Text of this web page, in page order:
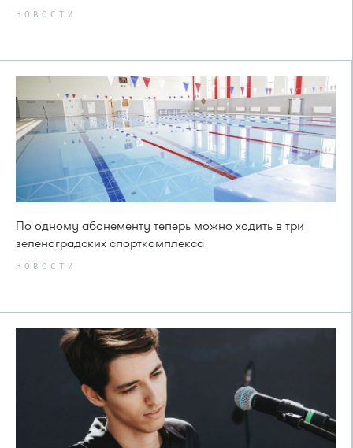
НОВОСТИ
По одному абонементу теперь можно ходить в три
зеленоградских спорткомплекса
НОВОСТИ